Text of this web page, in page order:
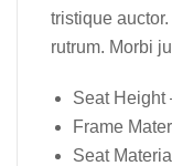
tristique
rutrum. Morbi
Seat Height
Frame
Seat